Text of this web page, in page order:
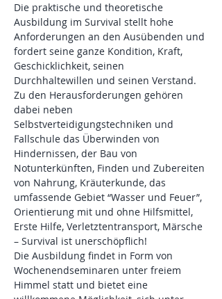
Die praktische und theoretische
Ausbildung im Survival stellt hohe
Anforderungen an den Ausübenden und
fordert seine ganze Kondition, Kraft,
Geschicklichkeit, seinen
Durchhaltewillen und seinen Verstand.
Zu den Herausforderungen gehören
dabei neben
Selbstverteidigungstechniken und
Fallschule das Überwinden von
Hindernissen, der Bau von
Notunterkünften, Finden und Zubereiten
von Nahrung, Kräuterkunde, das
umfassende Gebiet “Wasser und Feuer”,
Orientierung mit und ohne Hilfsmittel,
Erste Hilfe, Verletztentransport, Märsche
– Survival ist unerschöpflich!
Die Ausbildung findet in Form von
Wochenendseminaren unter freiem
Himmel statt und bietet eine